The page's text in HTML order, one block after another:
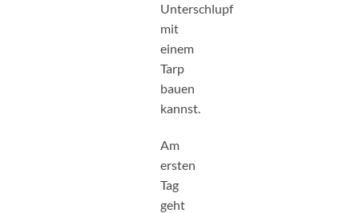
Unterschlupf
mit
einem
Tarp
bauen
kannst.
Am
ersten
Tag
geht